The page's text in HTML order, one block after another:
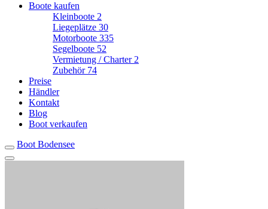
Boote kaufen
Kleinboote 2
Liegeplätze 30
Motorboote 335
Segelboote 52
Vermietung / Charter 2
Zubehör 74
Preise
Händler
Kontakt
Blog
Boot verkaufen
Boot Bodensee